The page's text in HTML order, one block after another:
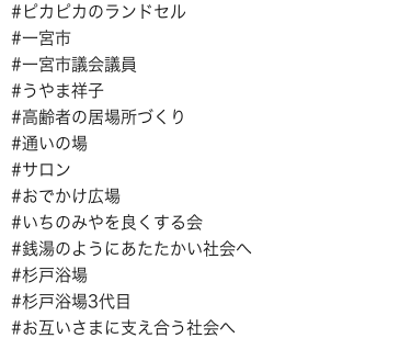
#ピカピカのランドセル
#一宮市
#一宮市議会議員
#うやま祥子
#高齢者の居場所づくり
#通いの場
#サロン
#おでかけ広場
#いちのみやを良くする会
#銭湯のようにあたたかい社会へ
#杉戸浴場
#杉戸浴場3代目
#お互いさまに支え合う社会へ